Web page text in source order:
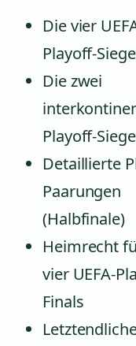
Die vier
Playoff-
Die zwei
Playoff-
Detaillierte
Paarungen
(Halbfinale)
Heimrecht
vier UEFA-
Finals